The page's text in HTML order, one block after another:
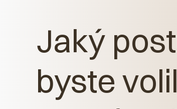
Jaký
byste